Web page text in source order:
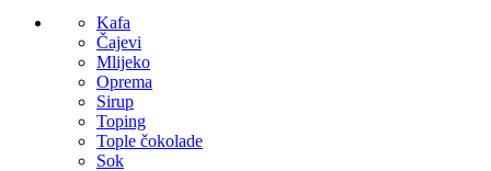
Kafa
Čajevi
Mlijeko
Oprema
Sirup
Toping
Tople čokolade
Sok